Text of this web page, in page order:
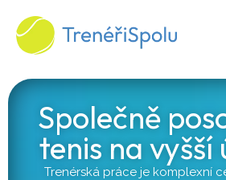
Společně
tenis na vyšší
Trenérská práce je komplexní